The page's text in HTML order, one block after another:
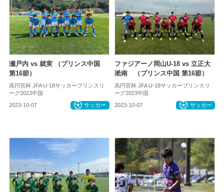
瀬戸内 vs 就実 （プリンス中国
第16節）
高円宮杯 JFA U-18サッカープリンスリ
ーグ2023中国
2023-10-07 サッカー
ファジアーノ岡山U-18 vs 立正大
淞南 （プリンス中国 第16節）
高円宮杯 JFA U-18サッカープリンスリ
ーグ2023中国
2023-10-07 サッカー